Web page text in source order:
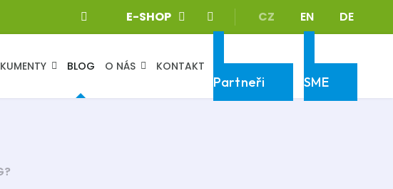
E-SHOP Zvolte jazyk
CZ EN DE
BLOG O NÁS KONTAKT Klientská sekce
Partneři
Klientská sekce
SME